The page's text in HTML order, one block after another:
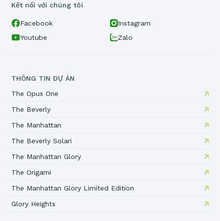
Kết nối với chúng tôi
Facebook
Instagram
Youtube
Zalo
THÔNG TIN DỰ ÁN
The Opus One
The Beverly
The Manhattan
The Beverly Solari
The Manhattan Glory
The Origami
The Manhattan Glory Limited Edition
Glory Heights